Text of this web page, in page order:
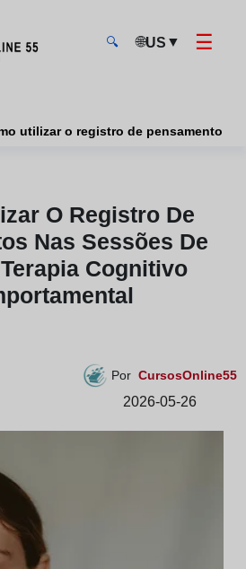
🔍 🌐US ▼ ☰
utilizar o registro de pensamentos
O Registro De
Nas Sessões De
Cognitivo
Por CursosOnline55
2026-05-26